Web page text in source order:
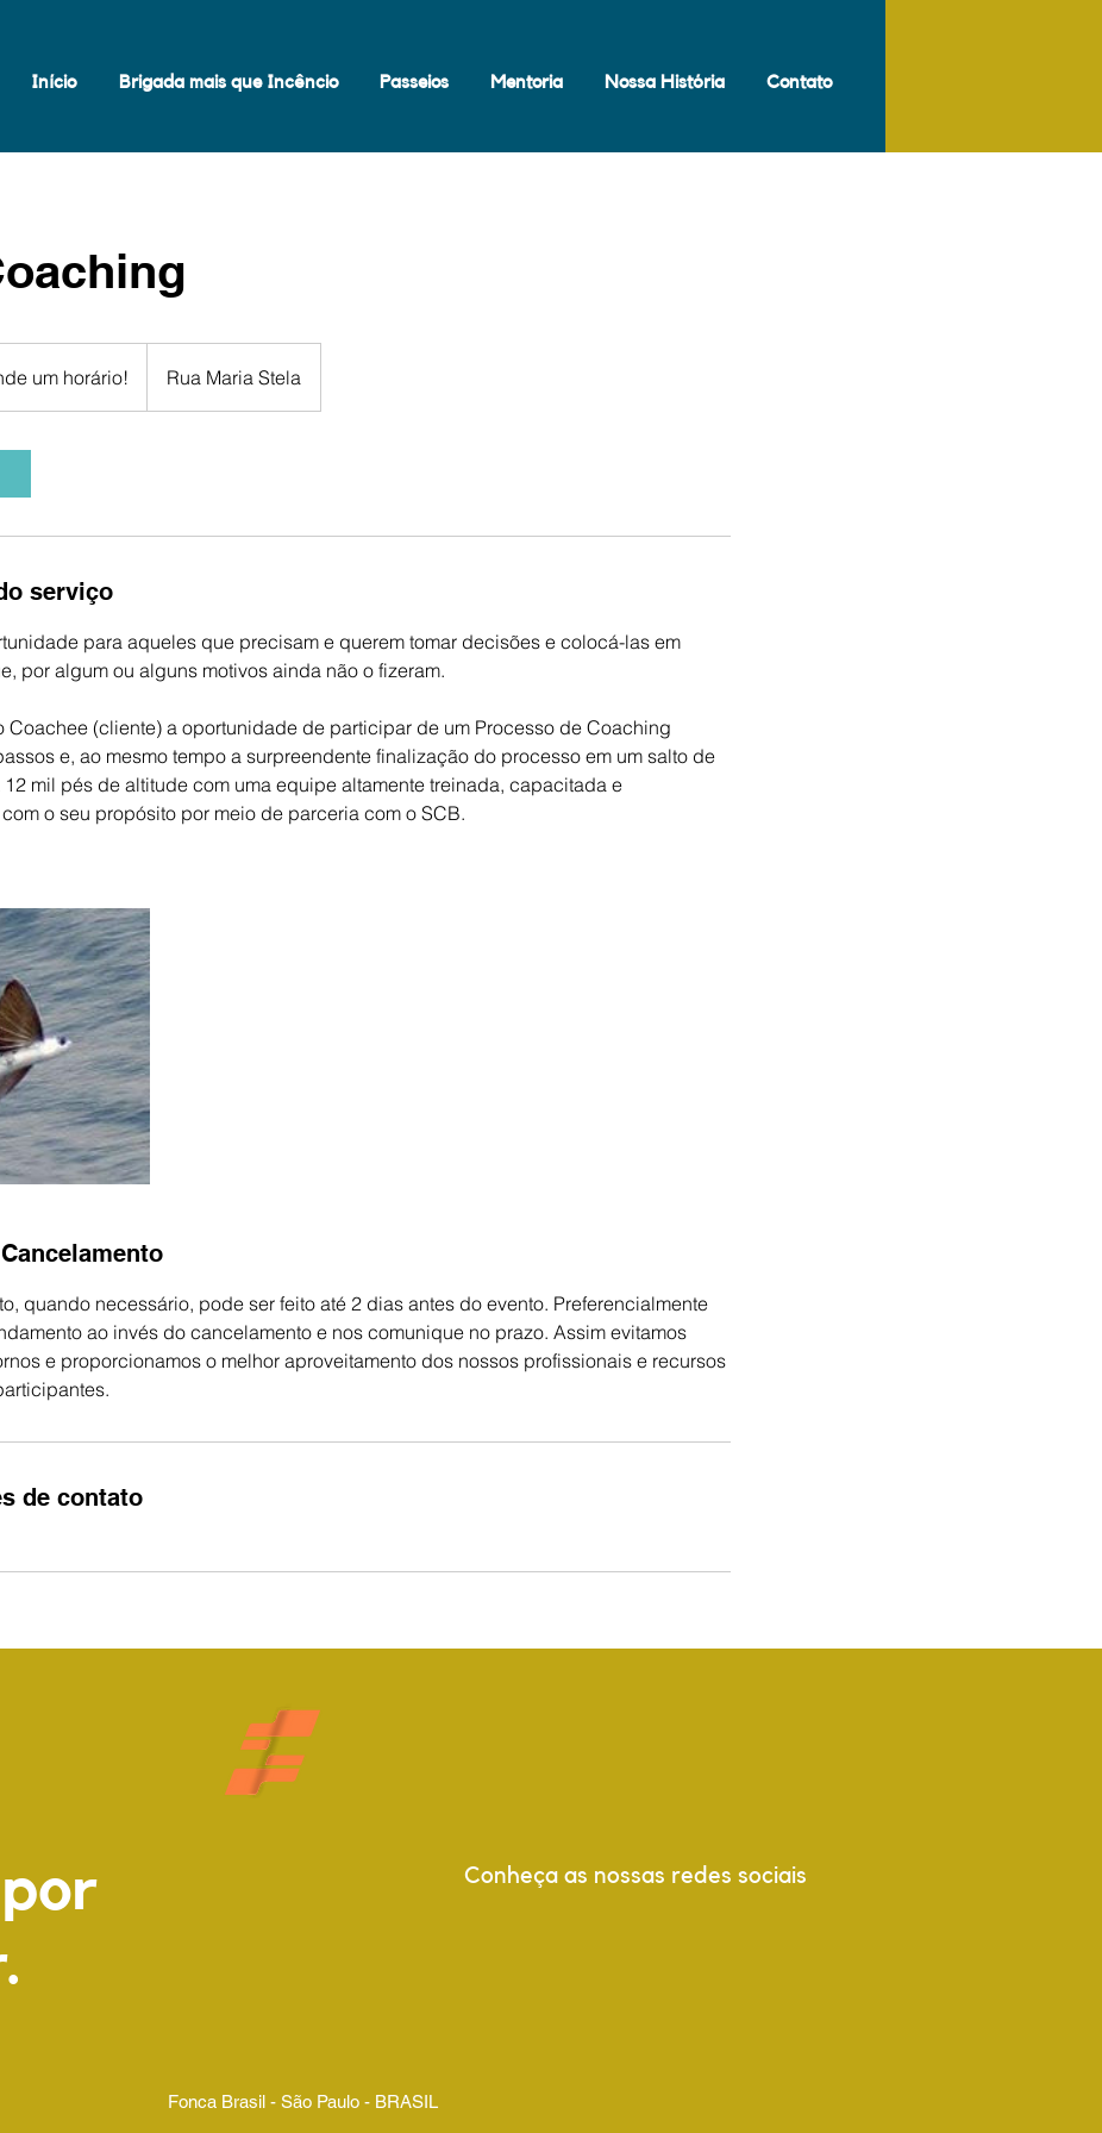
Início Brigada mais que Incêncio Passeios Mentoria Nossa História Contato
um horário! Rua Maria Stela
serviço
para aqueles que precisam e querem tomar decisões e colocá-las em
por algum ou alguns motivos ainda não o fizeram.
Coachee (cliente) a oportunidade de participar de um Processo de Coaching
e, ao mesmo tempo a surpreendente finalização do processo em um salto de
mil pés de altitude com uma equipe altamente treinada, capacitada e
o seu propósito por meio de parceria com o SCB.
quando necessário, pode ser feito até 2 dias antes do evento. Preferencialmente
ao invés do cancelamento e nos comunique no prazo. Assim evitamos
e proporcionamos o melhor aproveitamento dos nossos profissionais e recursos
de contato
Conheça as nossas redes sociais
Fonca Brasil - São Paulo - BRASIL